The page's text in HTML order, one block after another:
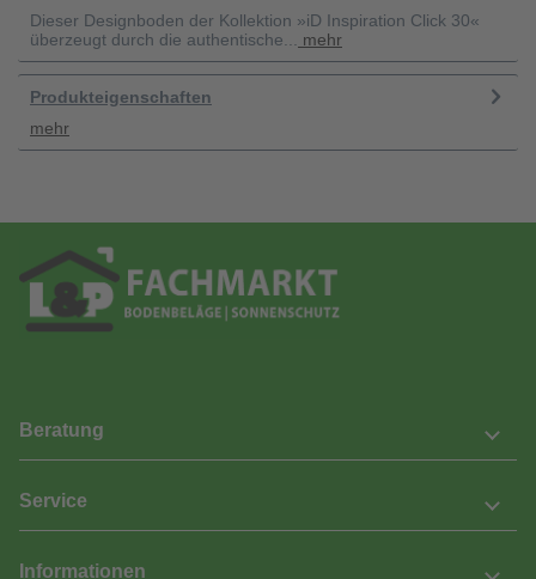
Dieser Designboden der Kollektion »iD Inspiration Click 30«
überzeugt durch die authentische...
mehr
Produkteigenschaften
mehr
Beratung
Service
Informationen